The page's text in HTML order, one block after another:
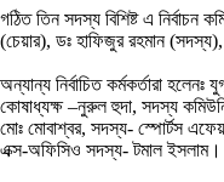
গঠিত তিন সদস্য বিশিষ্ট এ নির্বাচন
(চেয়ার), ডঃ হাফিজুর রহমান
অন্যান্য নির্বাচিত কর্মকর্তারা
কোষাধ্যক্ষ –নুরুল হুদা, সদস্য
মোঃ মোবাশ্বর, সদস্য- স্পোর্টস
এক্স-অফিসিও সদস্য- টমাল ইসলাম।